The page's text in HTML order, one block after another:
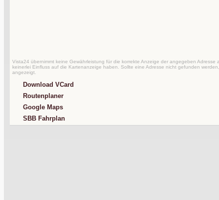
Vista24 übernimmt keine Gewährleistung für die korrekte Anzeige der angegeben Adresse
keinerlei Einfluss auf die Kartenanzeige haben. Sollte eine Adresse nicht gefunden
angezeigt.
Download VCard
Routenplaner
Google Maps
SBB Fahrplan